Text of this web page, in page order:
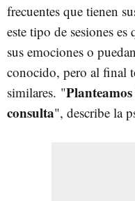
frecuentes que tienen
este tipo de sesiones es
sus emociones o
conocido, pero al final
similares. "
consulta", describe la